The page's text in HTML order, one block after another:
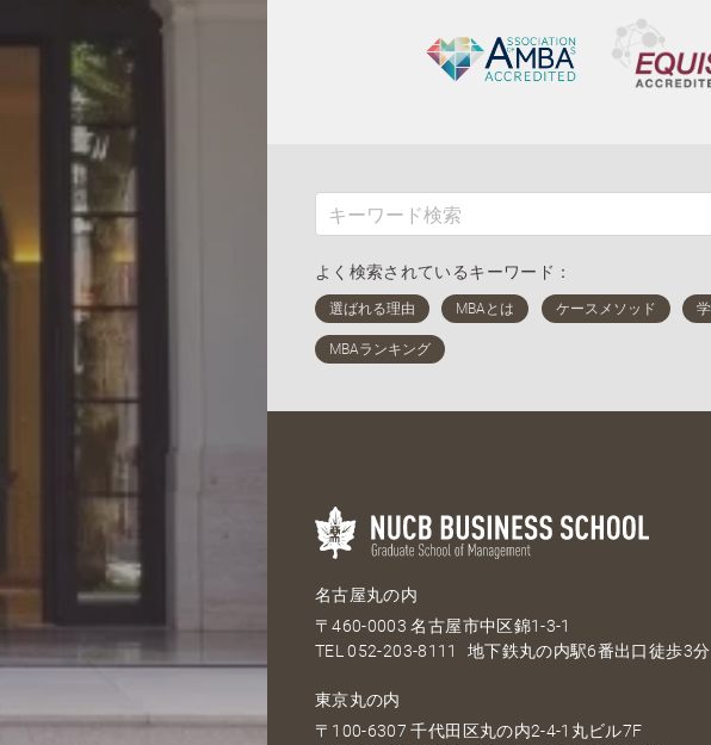
よく検索されているキーワード：
名古屋丸の内
〒460-0003 名古屋市中区錦1-3-1
TEL052-203-8111 地下鉄丸の内駅6番出口徒歩3分
東京丸の内
〒100-6307 千代田区丸の内2-4-1丸ビル7F